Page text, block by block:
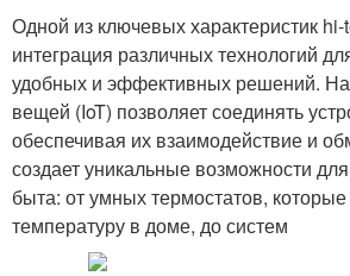
Одной из ключевых характеристик hi-
интеграция различных технологий
удобных и эффективных решений.
вещей (IoT) позволяет соединять
обеспечивая их взаимодействие и
создает уникальные возможности
быта: от умных термостатов,
температуру в доме, до систем